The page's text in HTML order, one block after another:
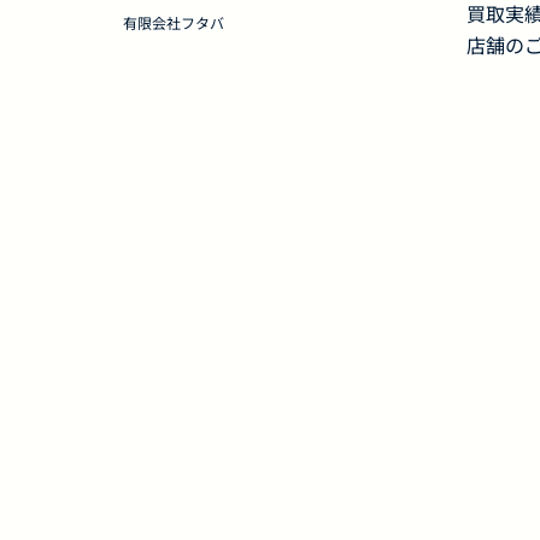
有限会社フタバ
買取実
店舗の